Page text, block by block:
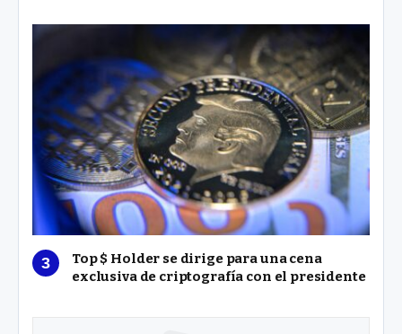
Top $ Holder se dirige para una cena
exclusiva de criptografía con el presidente